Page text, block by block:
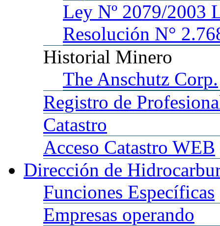
Ley Nº 2079/2003
Resolución N°
Historial Minero
The Anschutz Corp.
Registro de
Catastro
Acceso Catastro WEB
Dirección de
Funciones Específicas
Empresas operando